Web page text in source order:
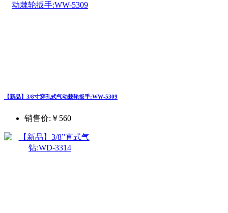
【新品】3/8寸穿孔式气动棘轮扳手:WW-5309
销售价: ￥560